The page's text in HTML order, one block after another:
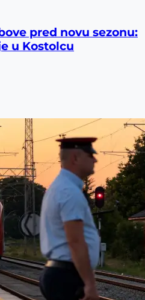
pred novu sezonu:
u Kostolcu